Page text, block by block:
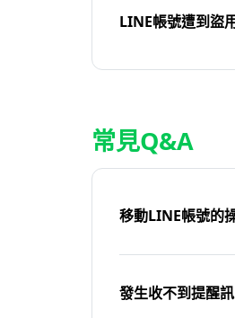
LINE帳號遭到盜
常見Q&A
移動LINE帳號的
發生收不到提醒